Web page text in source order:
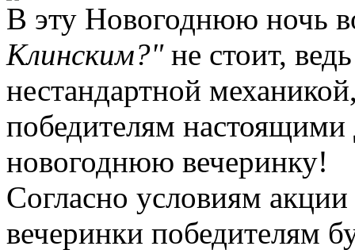
В эту Новогоднюю ночь
Клинским?"не стоит,
нестандартной
победителям
новогоднюю вечеринку!
Согласно условиям акции
вечеринки победителям